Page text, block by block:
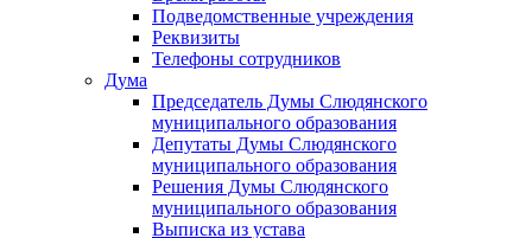
Подведомственные учреждения
Реквизиты
Телефоны сотрудников
Дума
Председатель Думы Слюдянского
муниципального образования
Депутаты Думы Слюдянского
муниципального образования
Решения Думы Слюдянского
муниципального образования
Выписка из устава